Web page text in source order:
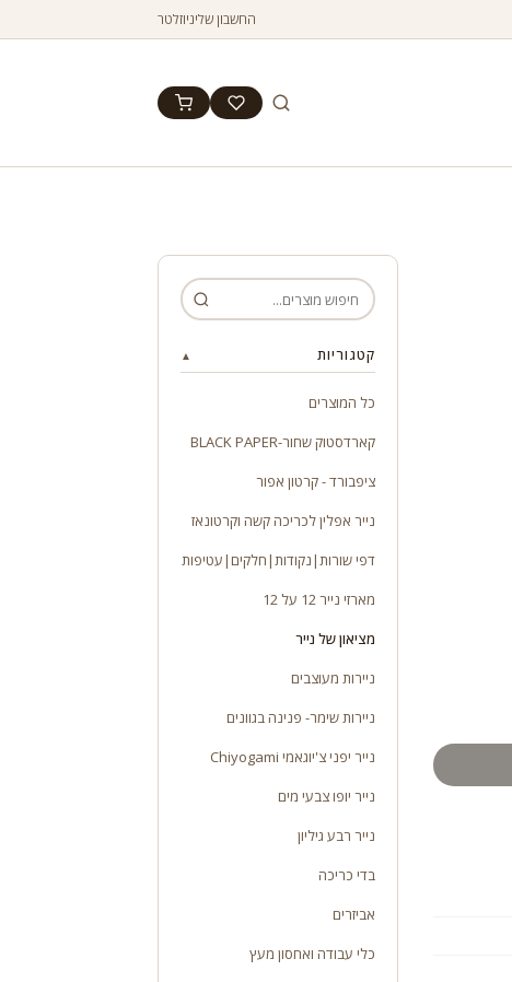
החשבון שליניוזלטר
קטגוריות ▲
כל המוצרים
קארדסטוק שחור-BLACK PAPER
ציפבורד - קרטון אפור
נייר אפלין לכריכה קשה וקרטונאז
דפי שורות|נקודות|חלקים|עטיפות
מארזי נייר 12 על 12
מציאון של נייר
ניירות מעוצבים
ניירות שימר- פנינה בגוונים
נייר יפני צ'יוגאמי Chiyogami
נייר יופו צבעי מים
נייר רבע גיליון
בדי כריכה
אביזרים
כלי עבודה ואחסון מעץ